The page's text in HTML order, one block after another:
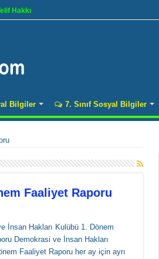
Hakkı
Bilgiler 7. Sınıf Sosyal Bilgiler
Faaliyet Raporu
İnsan Hakları Kulübü 1. Dönem
Demokrasi ve İnsan Hakları
Faaliyet Raporu her ay için ayrı